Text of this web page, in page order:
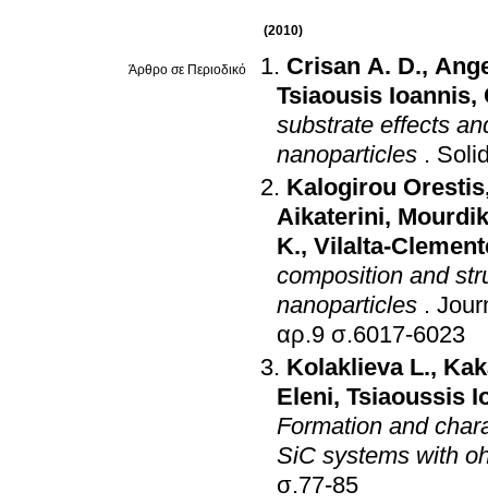
(2010)
Άρθρο σε Περιοδικό Crisan A. D.,
Tsiaousis Ioannis,
substrate effects
nanoparticles .
Kalogirou Orestis
Aikaterini,
K., Vilalta-
composition and
nanoparticles .
αρ.9 σ.6017-6023
Kolaklieva L.,
Eleni, Tsiaoussis
Formation and
SiC systems with
σ.77-85